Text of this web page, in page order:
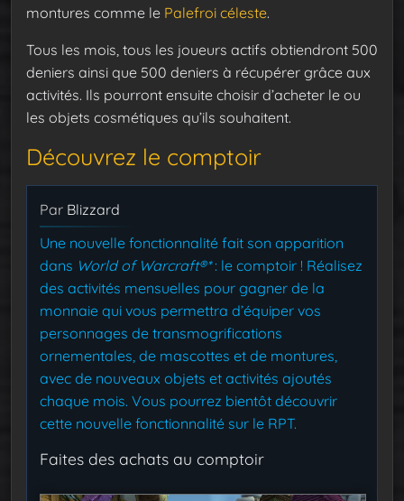
montures comme le Palefroi céleste.
Tous les mois, tous les joueurs actifs obtiendront 500
deniers ainsi que 500 deniers à récupérer grâce aux
activités. Ils pourront ensuite choisir d’acheter le ou
les objets cosmétiques qu’ils souhaitent.
Découvrez le comptoir
Par Blizzard
Une nouvelle fonctionnalité fait son apparition
dans World of Warcraft®*: le comptoir ! Réalisez
des activités mensuelles pour gagner de la
monnaie qui vous permettra d’équiper vos
personnages de transmogrifications
ornementales, de mascottes et de montures,
avec de nouveaux objets et activités ajoutés
chaque mois. Vous pourrez bientôt découvrir
cette nouvelle fonctionnalité sur le RPT.
Faites des achats au comptoir